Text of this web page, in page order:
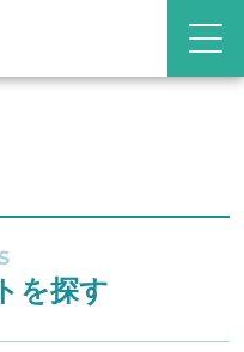
を探す